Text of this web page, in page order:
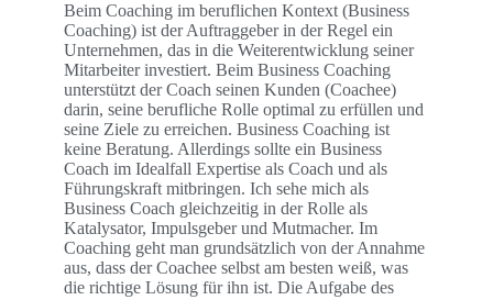
Beim Coaching im beruflichen Kontext (Business
Coaching) ist der Auftraggeber in der Regel ein
Unternehmen, das in die Weiterentwicklung seiner
Mitarbeiter investiert. Beim Business Coaching
unterstützt der Coach seinen Kunden (Coachee)
darin, seine berufliche Rolle optimal zu erfüllen und
seine Ziele zu erreichen. Business Coaching ist
keine Beratung. Allerdings sollte ein Business
Coach im Idealfall Expertise als Coach und als
Führungskraft mitbringen. Ich sehe mich als
Business Coach gleichzeitig in der Rolle als
Katalysator, Impulsgeber und Mutmacher. Im
Coaching geht man grundsätzlich von der Annahme
aus, dass der Coachee selbst am besten weiß, was
die richtige Lösung für ihn ist. Die Aufgabe des